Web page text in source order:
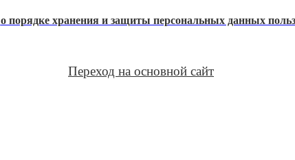
о порядке хранения и защиты персональных данных
Переход на основной сайт